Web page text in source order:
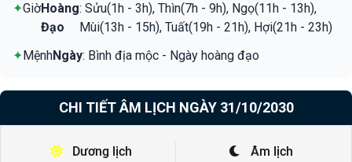
✦GiờHoàng
Đạo
: Sửu(1h - 3h), Thìn(7h - 9h), Ngọ(11h - 13h),
Mùi(13h - 15h), Tuất(19h - 21h), Hợi(21h - 23h)
✦MệnhNgày: Bình địa mộc - Ngày hoàng đạo
CHI TIẾT ÂM LỊCH NGÀY 31/10/2030
Dương lịch Âm lịch